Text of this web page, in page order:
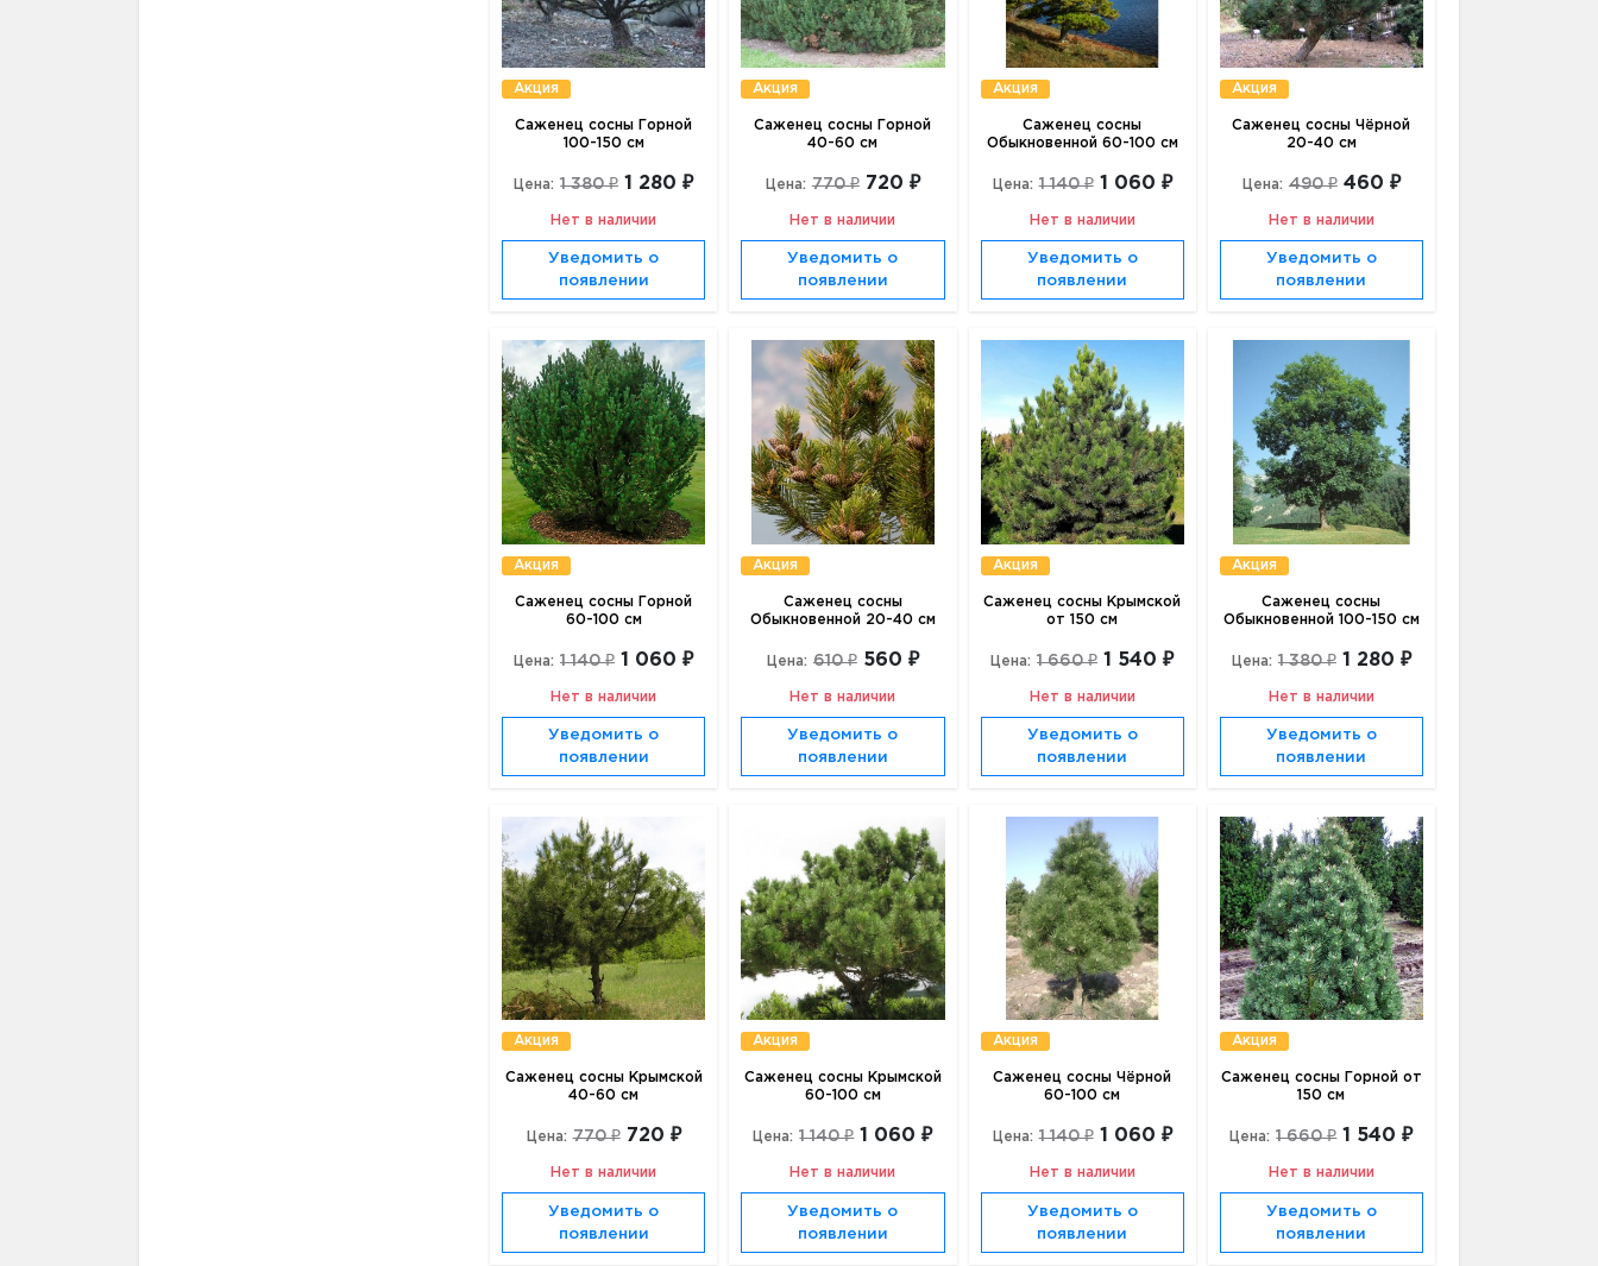
Акция
Саженец сосны Горной
100-150 см
Цена: 1 380 ₽ 1 280 ₽
Нет в наличии
Уведомить о
появлении
Акция
Саженец сосны Горной
40-60 см
Цена: 770 ₽ 720 ₽
Нет в наличии
Уведомить о
появлении
Акция
Саженец сосны
Обыкновенной 60-100 см
Цена: 1 140 ₽ 1 060 ₽
Нет в наличии
Уведомить о
появлении
Акция
Саженец сосны Чёрной
20-40 см
Цена: 490 ₽ 460 ₽
Нет в наличии
Уведомить о
появлении
Акция
Саженец сосны Горной
60-100 см
Цена: 1 140 ₽ 1 060 ₽
Нет в наличии
Уведомить о
появлении
Акция
Саженец сосны
Обыкновенной 20-40 см
Цена: 610 ₽ 560 ₽
Нет в наличии
Уведомить о
появлении
Акция
Саженец сосны Крымской
от 150 см
Цена: 1 660 ₽ 1 540 ₽
Нет в наличии
Уведомить о
появлении
Акция
Саженец сосны
Обыкновенной 100-150 см
Цена: 1 380 ₽ 1 280 ₽
Нет в наличии
Уведомить о
появлении
Акция
Саженец сосны Крымской
40-60 см
Цена: 770 ₽ 720 ₽
Нет в наличии
Уведомить о
появлении
Акция
Саженец сосны Крымской
60-100 см
Цена: 1 140 ₽ 1 060 ₽
Нет в наличии
Уведомить о
появлении
Акция
Саженец сосны Чёрной
60-100 см
Цена: 1 140 ₽ 1 060 ₽
Нет в наличии
Уведомить о
появлении
Акция
Саженец сосны Горной от
150 см
Цена: 1 660 ₽ 1 540 ₽
Нет в наличии
Уведомить о
появлении